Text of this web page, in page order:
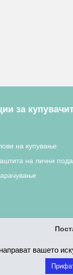
за
на купување
на лични
вашето